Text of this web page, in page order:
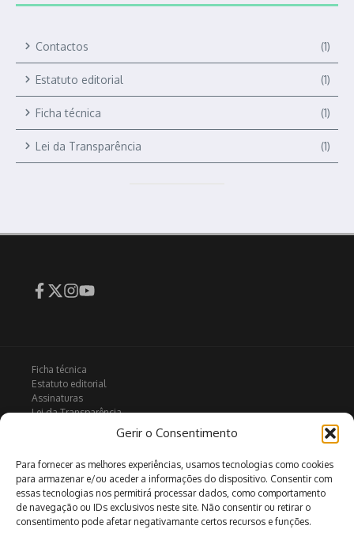
Gerir o Consentimento
Para fornecer as melhores experiências, usamos tecnologias como cookies
para armazenar e/ou aceder a informações do dispositivo. Consentir com
essas tecnologias nos permitirá processar dados, como comportamento
de navegação ou IDs exclusivos neste site. Não consentir ou retirar o
consentimento pode afetar negativamante certos recursos e funções.
Contactos (1)
Estatuto editorial (1)
Ficha técnica (1)
Lei da Transparência (1)
Ficha técnica
Estatuto editorial
Assinaturas
Lei da Transparência
Política de privacidade
Arquivo